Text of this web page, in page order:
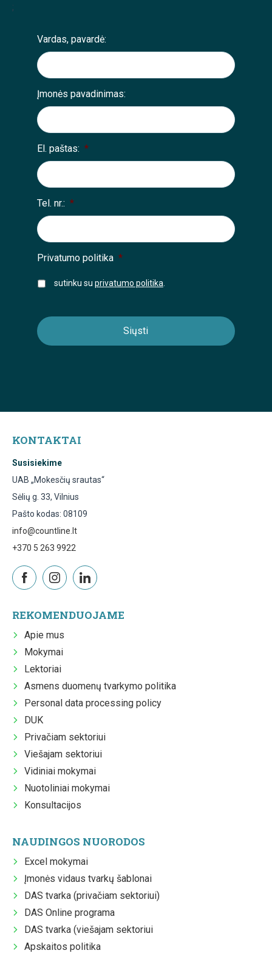
;
Vardas, pavardė:
Įmonės pavadinimas:
El. paštas: *
Tel. nr.: *
Privatumo politika *
sutinku su privatumo politika
KONTAKTAI
Susisiekime
UAB „Mokesčių srautas“
Sėlių g. 33, Vilnius
Pašto kodas: 08109
info@countline.lt
+370 5 263 9922
REKOMENDUOJAME
Apie mus
Mokymai
Lektoriai
Asmens duomenų tvarkymo politika
Personal data processing policy
DUK
Privačiam sektoriui
Viešajam sektoriui
Vidiniai mokymai
Nuotoliniai mokymai
Konsultacijos
NAUDINGOS NUORODOS
Excel mokymai
Įmonės vidaus tvarkų šablonai
DAS tvarka (privačiam sektoriui)
DAS Online programa
DAS tvarka (viešajam sektoriui
Apskaitos politika